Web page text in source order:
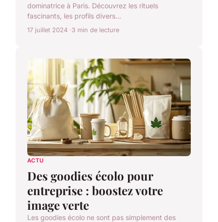
dominatrice à Paris. Découvrez les rituels
fascinants, les profils divers...
17 juillet 2024 3 min de lecture
ACTU
Des goodies écolo pour
entreprise : boostez votre
image verte
Les goodies écolo ne sont pas simplement des